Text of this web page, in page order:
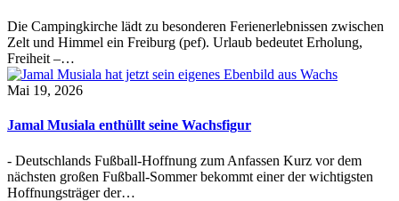
Die Campingkirche lädt zu besonderen Ferienerlebnissen zwischen
Zelt und Himmel ein Freiburg (pef). Urlaub bedeutet Erholung,
Freiheit –…
Mai 19, 2026
Jamal Musiala enthüllt seine Wachsfigur
- Deutschlands Fußball-Hoffnung zum Anfassen Kurz vor dem
nächsten großen Fußball-Sommer bekommt einer der wichtigsten
Hoffnungsträger der…